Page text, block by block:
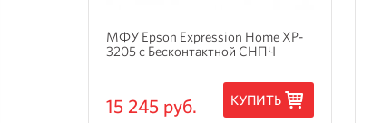
МФУ Epson Expression Home XP-
3205 с Бесконтактной СНПЧ
15 245 руб. КУПИТЬ